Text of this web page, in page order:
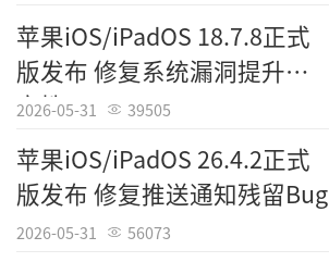
苹果iOS/iPadOS 18.7.8正式
版发布 修复系统漏洞提升稳
定性
2026-05-31 39505
苹果iOS/iPadOS 26.4.2正式
版发布 修复推送通知残留Bug
2026-05-31 56073